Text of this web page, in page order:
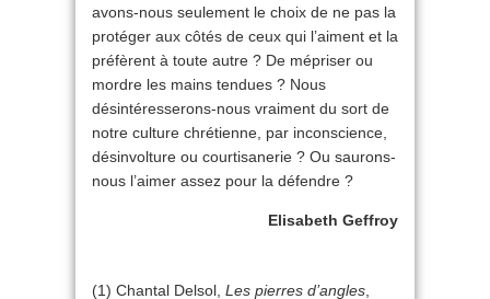
avons-nous seulement le choix de ne pas la
protéger aux côtés de ceux qui l’aiment et la
préfèrent à toute autre ? De mépriser ou
mordre les mains tendues ? Nous
désintéresserons-nous vraiment du sort de
notre culture chrétienne, par inconscience,
désinvolture ou courtisanerie ? Ou saurons-
nous l’aimer assez pour la défendre ?
Elisabeth Geffroy
(1) Chantal Delsol, Les pierres d’angles